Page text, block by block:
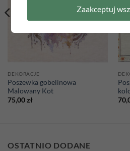
DEKORACJE
Poszewka gobelinowa
Malowany Kot
75,00zł
OSTATNIO DODANE
Zaakceptuj